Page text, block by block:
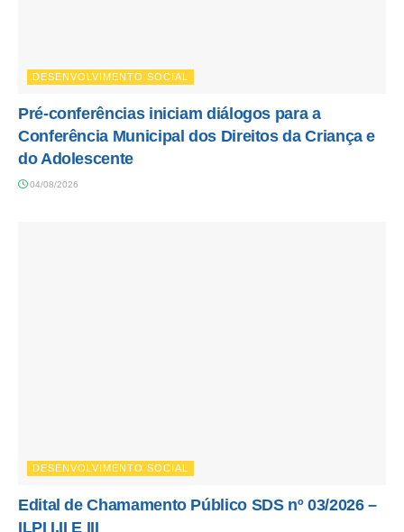
DESENVOLVIMENTO SOCIAL
Pré-conferências iniciam diálogos para a
Conferência Municipal dos Direitos da Criança e
do Adolescente
04/08/2026
DESENVOLVIMENTO SOCIAL
Edital de Chamamento Público SDS nº 03/2026 –
ILPI I,II E III